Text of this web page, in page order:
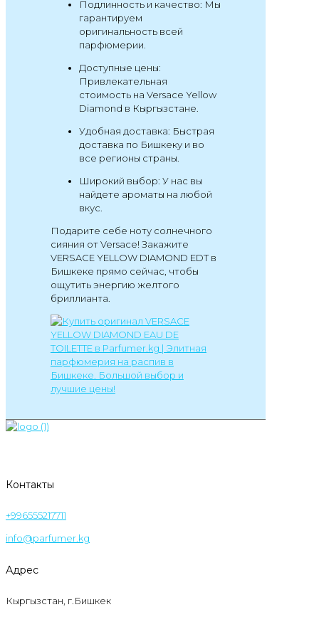
Подлинность и качество: Мы
гарантируем
оригинальность всей
парфюмерии.
Доступные цены:
Привлекательная
стоимость на Versace Yellow
Diamond в Кыргызстане.
Удобная доставка: Быстрая
доставка по Бишкеку и во
все регионы страны.
Широкий выбор: У нас вы
найдете ароматы на любой
вкус.
Подарите себе ноту солнечного
сияния от Versace! Закажите
VERSACE YELLOW DIAMOND EDT в
Бишкеке прямо сейчас, чтобы
ощутить энергию желтого
бриллианта.
Контакты
+996555217711
info@parfumer.kg
Адрес
Кыргызстан, г.Бишкек